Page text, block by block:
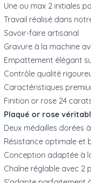
Une ou max 2 initiales
Travail réalisé dans
Savoir-faire artisanal
Gravure à la machine
Empattement élégant
Contrôle qualité
Caractéristiques
Finition or rose 24
Plaqué or rose
Deux médailles dorées
Résistance optimale et
Conception adaptée à
Chaîne réglable avec 2